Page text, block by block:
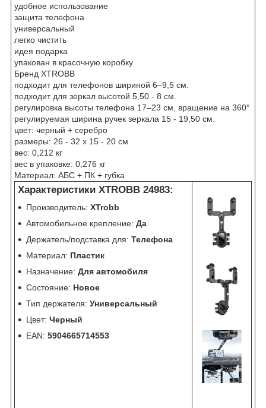
удобное использование
защита телефона
универсальный
легко чистить
идея подарка
упакован в красочную коробку
Бренд XTROBB
подходит для телефонов шириной 6–9,5 см.
подходит для зеркал высотой 5,50 - 8 см.
регулировка высоты телефона 17–23 см, вращение на 360°
регулируемая ширина ручек зеркала 15 - 19,50 см.
цвет: черный + серебро
размеры: 26 - 32 х 15 - 20 см
вес: 0,212 кг
вес в упаковке: 0,276 кг
Материал: АБС + ПК + губка
Характеристики XTROBB 24983:
Производитель: XTrobb
Автомобильное крепление: Да
Держатель/подставка для: Телефона
Материал: Пластик
Назначение: Для автомобиля
Состояние: Новое
Тип держателя: Универсальный
Цвет: Черный
EAN: 5904665714553